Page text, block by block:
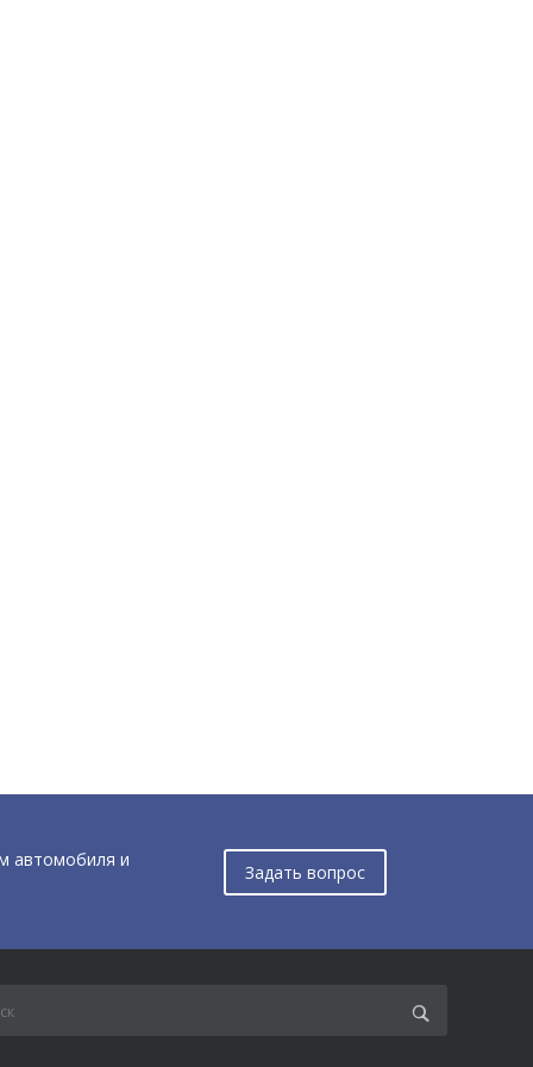
автомобиля и
Задать вопрос